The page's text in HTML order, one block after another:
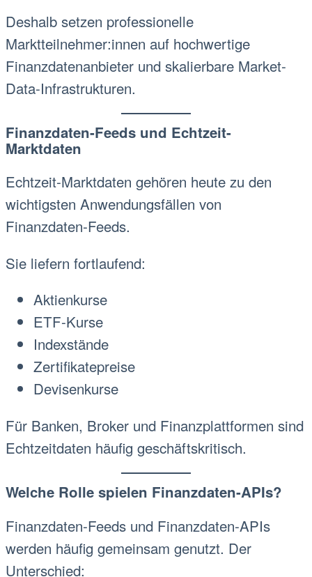
Deshalb setzen professionelle
Marktteilnehmer:innen auf hochwertige
Finanzdatenanbieter und skalierbare Market-
Data-Infrastrukturen.
Finanzdaten-Feeds und Echtzeit-
Marktdaten
Echtzeit-Marktdaten gehören heute zu den
wichtigsten Anwendungsfällen von
Finanzdaten-Feeds.
Sie liefern fortlaufend:
Aktienkurse
ETF-Kurse
Indexstände
Zertifikatepreise
Devisenkurse
Für Banken, Broker und Finanzplattformen sind
Echtzeitdaten häufig geschäftskritisch.
Welche Rolle spielen Finanzdaten-APIs?
Finanzdaten-Feeds und Finanzdaten-APIs
werden häufig gemeinsam genutzt. Der
Unterschied: